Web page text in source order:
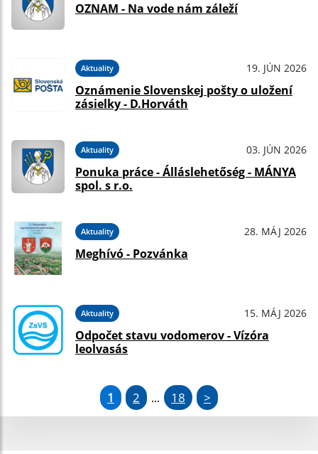
OZNAM - Na vode nám záleží
Aktuality 19. JÚN 2026
Oznámenie Slovenskej pošty o uložení
zásielky - D.Horváth
Aktuality 03. JÚN 2026
Ponuka práce - Álláslehetőség - MÁNYA
spol. s r.o.
Aktuality 28. MÁJ 2026
Meghívó - Pozvánka
Aktuality 15. MÁJ 2026
Odpočet stavu vodomerov - Vízóra
leolvasás
1 2 ... 18 >